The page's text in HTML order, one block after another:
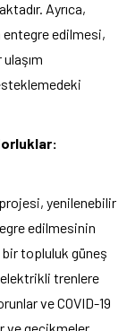
Ayrıca,
edilmesi,
yenilenebilir
edilmesinin
bir topluluk güneş
trenlere
ve COVID-19